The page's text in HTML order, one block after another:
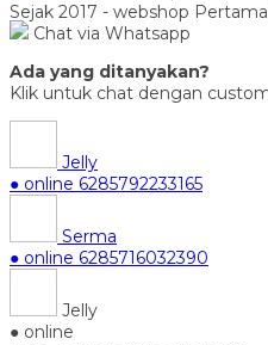
Sejak 2017 - webshop
Chat via Whatsapp
Ada yang ditanyakan?
Klik untuk chat dengan
Jelly
● online 6285792233165
Serma
● online 6285716032390
Jelly
● online